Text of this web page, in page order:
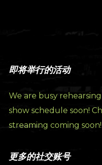
即将举行的活动
We are busy
show schedule soon!
streaming coming soon!
更多的社交账号